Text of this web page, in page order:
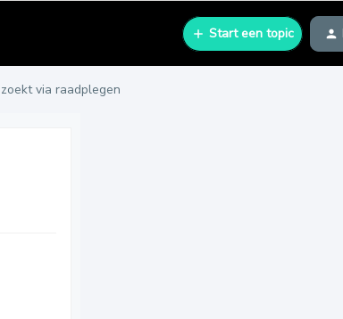
Start een topic
via raadplegen